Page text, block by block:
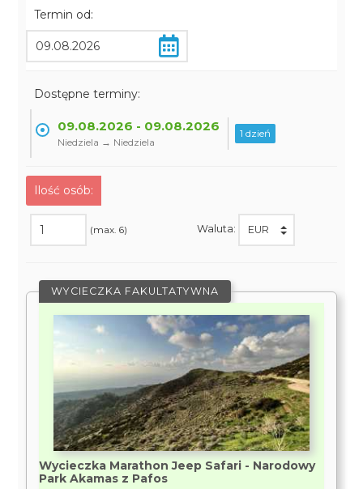
Termin od:
Dostępne terminy:
09.08.2026 - 09.08.2026
Niedziela → Niedziela
1 dzień
Ilość osób:
(max. 6) Waluta:
WYCIECZKA FAKULTATYWNA
Wycieczka Marathon Jeep Safari - Narodowy
Park Akamas z Pafos